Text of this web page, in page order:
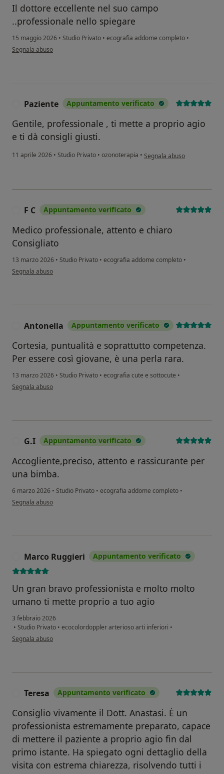
Il dottore eccellente nel suo campo
..professionale nello spiegare
15 maggio 2026 • Studio Privato • ecografia addome completo •
secondo l'opinione dell'utente Maria Sardo
Segnala abuso
Paziente Appuntamento verificato
Gentile, professionale , ti mette a proprio agio
e ti dà consigli giusti.
11 aprile 2026 • Studio Privato • ozonoterapia • secondo l'opinione
Segnala abuso
F C Appuntamento verificato
Medico professionale, attento e chiaro
Consigliato
13 marzo 2026 • Studio Privato • ecografia addome completo •
secondo l'opinione dell'utente F C
Segnala abuso
Antonella Appuntamento verificato
Cortesia, puntualità e soprattutto competenza.
Per essere così giovane, è una perla rara.
13 marzo 2026 • Studio Privato • ecografia cute e sottocute •
secondo l'opinione dell'utente Antonella
Segnala abuso
G.I Appuntamento verificato
Accogliente,preciso, attento e rassicurante per
una bimba.
6 marzo 2026 • Studio Privato • ecografia addome completo •
secondo l'opinione dell'utente G.I
Segnala abuso
Marco Ruggieri Appuntamento verificato
Un gran bravo professionista e molto molto
umano ti mette proprio a tuo agio
3 febbraio 2026
• Studio Privato • ecocolordoppler arterioso arti inferiori •
secondo l'opinione dell'utente Marco Ruggieri
Segnala abuso
Teresa Appuntamento verificato
Consiglio vivamente il Dott. Anastasi. È un
professionista estremamente preparato, capace
di mettere il paziente a proprio agio fin dal
primo istante. Ha spiegato ogni dettaglio della
visita con estrema chiarezza, risolvendo tutti i